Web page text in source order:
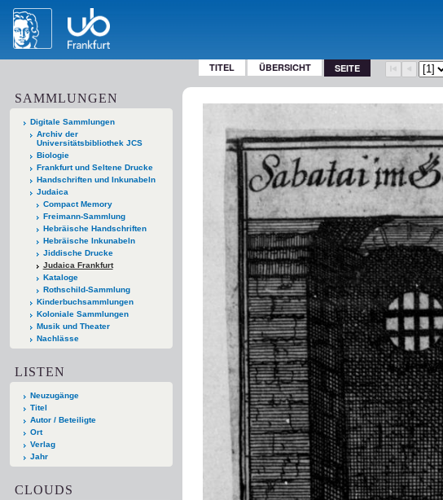
TITEL ÜBERSICHT SEITE
SAMMLUNGEN
Digitale Sammlungen
Archiv der
Universitätsbibliothek JCS
Biologie
Frankfurt und Seltene Drucke
Handschriften und Inkunabeln
Judaica
Compact Memory
Freimann-Sammlung
Hebräische Handschriften
Hebräische Inkunabeln
Jiddische Drucke
Judaica Frankfurt
Kataloge
Rothschild-Sammlung
Kinderbuchsammlungen
Koloniale Sammlungen
Musik und Theater
Nachlässe
LISTEN
Neuzugänge
Titel
Autor / Beteiligte
Ort
Verlag
Jahr
CLOUDS